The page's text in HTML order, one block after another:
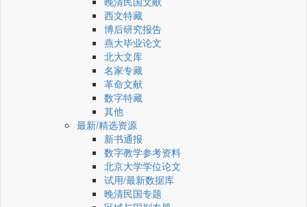
西文特藏
博后研究报告
燕大毕业论文
北大文库
名家专藏
革命文献
数字特藏
其他
最新/精选资源
新书通报
数字教学参考资料
北京大学学位论文
试用/最新数据库
晚清民国专题